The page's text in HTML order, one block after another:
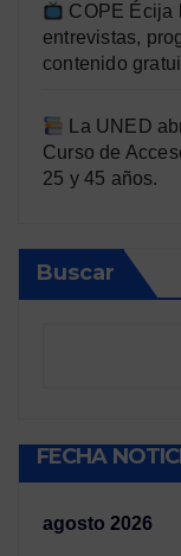
COPE Écija
entrevistas,
contenido
La UNED
Curso de
25 y 45 años.
Buscar
FECHA
agosto 2026